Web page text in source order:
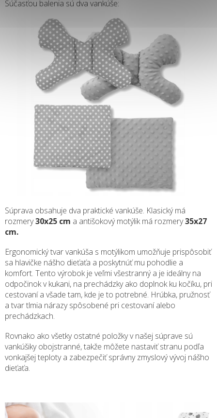
Súčasťou balenia sú dva vankúše:
Súprava obsahuje dva praktické vankúše. Klasický má
rozmery30x25 cm a antišokový motýlik má rozmery35x27
cm.
Ergonomický tvar vankúša s motýlikom umožňuje prispôsobiť
sa hlavičke nášho dieťaťa a poskytnúť mu pohodlie a
komfort. Tento výrobok je veľmi všestranný a je ideálny na
odpočinok v kukani, na prechádzky ako doplnok ku kočíku, pri
cestovaní a všade tam, kde je to potrebné. Hrúbka, pružnosť
a tvar tlmia nárazy spôsobené pri cestovaní alebo
prechádzkach.
Rovnako ako všetky ostatné položky v našej súprave sú
vankúšiky obojstranné, takže môžete nastaviť stranu podľa
vonkajšej teploty a zabezpečiť správny zmyslový vývoj nášho
dieťaťa.